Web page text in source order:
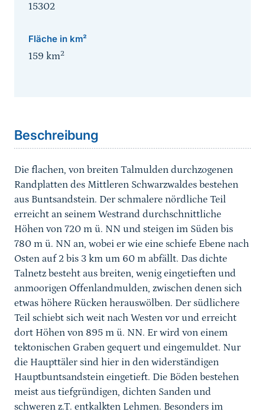
15302
Fläche in km²
159 km2
Beschreibung
Die flachen, von breiten Talmulden durchzogenen
Randplatten des Mittleren Schwarzwaldes bestehen
aus Buntsandstein. Der schmalere nördliche Teil
erreicht an seinem Westrand durchschnittliche
Höhen von 720 m ü. NN und steigen im Süden bis
780 m ü. NN an, wobei er wie eine schiefe Ebene nach
Osten auf 2 bis 3 km um 60 m abfällt. Das dichte
Talnetz besteht aus breiten, wenig eingetieften und
anmoorigen Offenlandmulden, zwischen denen sich
etwas höhere Rücken herauswölben. Der südlichere
Teil schiebt sich weit nach Westen vor und erreicht
dort Höhen von 895 m ü. NN. Er wird von einem
tektonischen Graben gequert und eingemuldet. Nur
die Haupttäler sind hier in den widerständigen
Hauptbuntsandstein eingetieft. Die Böden bestehen
meist aus tiefgründigen, dichten Sanden und
schweren z.T. entkalkten Lehmen. Besonders im